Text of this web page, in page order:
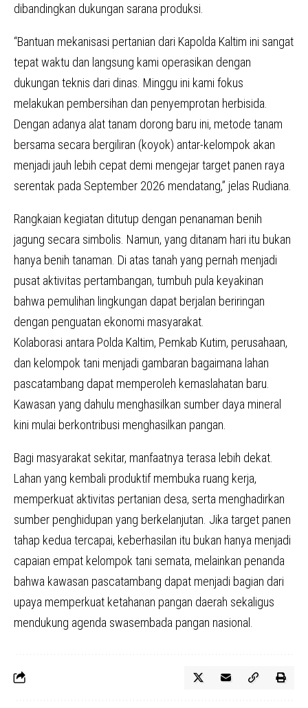
dibandingkan dukungan sarana produksi.
“Bantuan mekanisasi pertanian dari Kapolda Kaltim ini sangat
tepat waktu dan langsung kami operasikan dengan
dukungan teknis dari dinas. Minggu ini kami fokus
melakukan pembersihan dan penyemprotan herbisida.
Dengan adanya alat tanam dorong baru ini, metode tanam
bersama secara bergiliran (koyok) antar-kelompok akan
menjadi jauh lebih cepat demi mengejar target panen raya
serentak pada September 2026 mendatang,” jelas Rudiana.
Rangkaian kegiatan ditutup dengan penanaman benih
jagung secara simbolis. Namun, yang ditanam hari itu bukan
hanya benih tanaman. Di atas tanah yang pernah menjadi
pusat aktivitas pertambangan, tumbuh pula keyakinan
bahwa pemulihan lingkungan dapat berjalan beriringan
dengan penguatan ekonomi masyarakat.
Kolaborasi antara Polda Kaltim, Pemkab Kutim, perusahaan,
dan kelompok tani menjadi gambaran bagaimana lahan
pascatambang dapat memperoleh kemaslahatan baru.
Kawasan yang dahulu menghasilkan sumber daya mineral
kini mulai berkontribusi menghasilkan pangan.
Bagi masyarakat sekitar, manfaatnya terasa lebih dekat.
Lahan yang kembali produktif membuka ruang kerja,
memperkuat aktivitas pertanian desa, serta menghadirkan
sumber penghidupan yang berkelanjutan. Jika target panen
tahap kedua tercapai, keberhasilan itu bukan hanya menjadi
capaian empat kelompok tani semata, melainkan penanda
bahwa kawasan pascatambang dapat menjadi bagian dari
upaya memperkuat ketahanan pangan daerah sekaligus
mendukung agenda swasembada pangan nasional.